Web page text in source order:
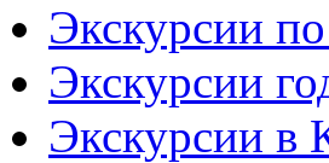
Экскурсии
Экскурсии
Экскурсии в